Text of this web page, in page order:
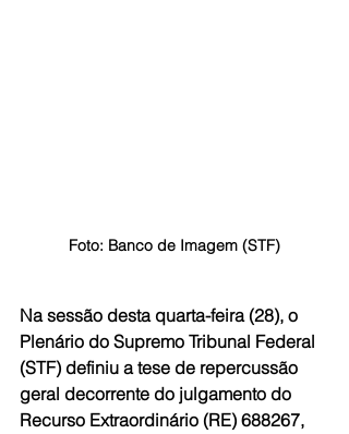
Foto: Banco de Imagem (STF)
Na sessão desta quarta-feira (28), o
Plenário do Supremo Tribunal Federal
(STF) definiu a tese de repercussão
geral decorrente do julgamento do
Recurso Extraordinário (RE) 688267,